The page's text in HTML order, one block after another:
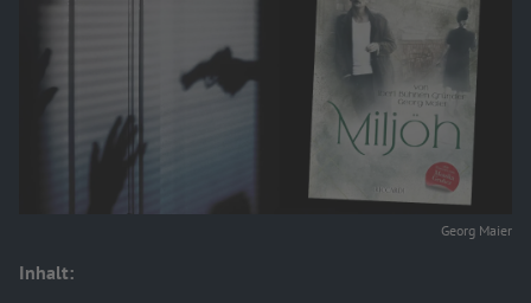
Georg Maier
Inhalt: